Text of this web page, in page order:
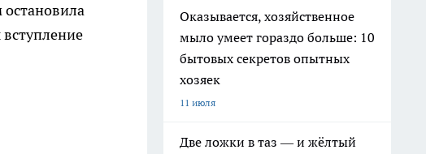
Оказывается, хозяйственное
мыло умеет гораздо больше: 10
бытовых секретов опытных
хозяек
11 июля
Две ложки в таз — и жёлтый